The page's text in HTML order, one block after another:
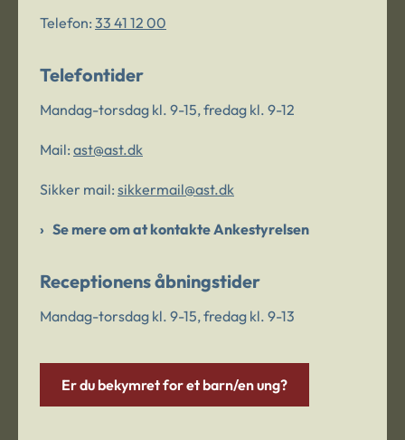
Telefon: 33 41 12 00
Telefontider
Mandag-torsdag kl. 9-15, fredag kl. 9-12
Mail: ast@ast.dk
Sikker mail: sikkermail@ast.dk
Se mere om at kontakte Ankestyrelsen
Receptionens åbningstider
Mandag-torsdag kl. 9-15, fredag kl. 9-13
Er du bekymret for et barn/en ung?